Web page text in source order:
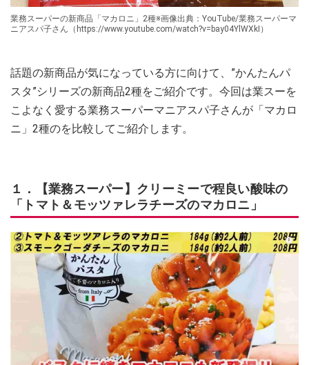
業務スーパーの新商品「マカロニ」2種※画像出典：YouTube/業務スーパーマ
ニアスパ子さん（https://www.youtube.com/watch?v=bay04YlWXkI）
話題の新商品が気になっている方に向けて、”かんたんパ
スタ”シリーズの新商品2種をご紹介です。今回は業スーを
こよなく愛する業務スーパーマニアスパ子さんが「マカロ
ニ」2種のを比較してご紹介します。
１．【業務スーパー】クリーミーで程良い酸味の
「トマト＆モッツァレラチーズのマカロニ」